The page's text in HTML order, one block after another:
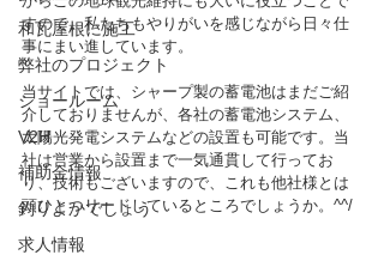
和瓦屋根に施工
弊社のプロジェクト
ショールーム
V2H
補助金情報
釣りよかでしょう
求人情報
すので、私たちもやりがいを感じながら日々仕
事にまい進しています。
当サイトでは、シャープ製の蓄電池はまだご紹
介しておりませんが、各社の蓄電池システム、
太陽光発電システムなどの設置も可能です。当
社は営業から設置まで一気通貫して行ってお
り、技術もございますので、これも他社様とは
頭ひとつリードしているところでしょうか。^^/